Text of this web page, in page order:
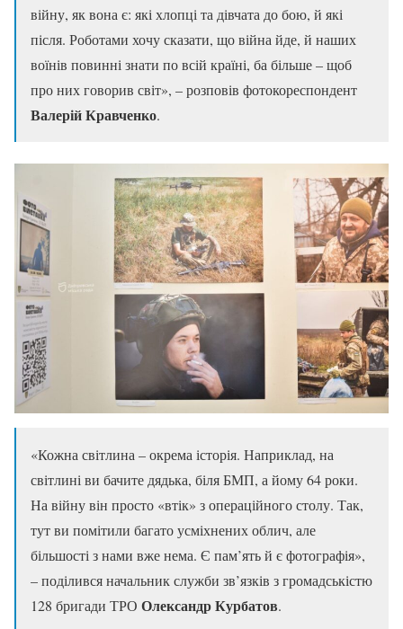
війну, як вона є: які хлопці та дівчата до бою, й які
після. Роботами хочу сказати, що війна йде, й наших
воїнів повинні знати по всій країні, ба більше – щоб
про них говорив світ», – розповів фотокореспондент
Валерій Кравченко.
«Кожна світлина – окрема історія. Наприклад, на
світлині ви бачите дядька, біля БМП, а йому 64 роки.
На війну він просто «втік» з операційного столу. Так,
тут ви помітили багато усміхнених облич, але
більшості з нами вже нема. Є пам’ять й є фотографія»,
– поділився начальник служби зв’язків з громадськістю
128 бригади ТРО Олександр Курбатов.